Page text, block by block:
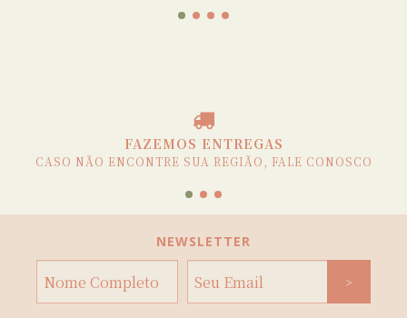
FAZEMOS ENTREGAS
CASO NÃO ENCONTRE SUA REGIÃO, FALE CONOSCO
NEWSLETTER